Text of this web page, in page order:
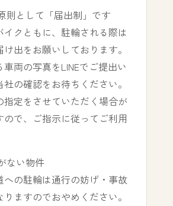
則として「届出制」です
イクともに、駐輪される際は
出をお願いしております。
車両の写真をLINEでご提出い
の確認をお待ちください。
指定をさせていただく場合が
ので、ご指示に従ってご利用
ない物件
への駐輪は通行の妨げ・事故
りますのでおやめください。